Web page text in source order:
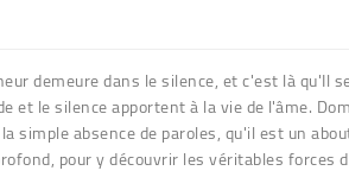
demeure dans le silence, et c'est là
le silence apportent à la vie de l'âme.
simple absence de paroles, qu'il est un
pour y découvrir les véritables forces